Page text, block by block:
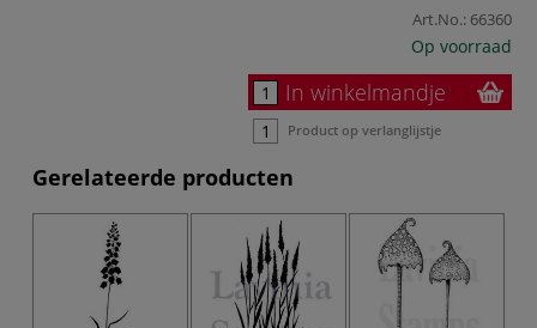
Art.No.: 66360
Op voorraad
In winkelmandje
Product op verlanglijstje
Gerelateerde producten